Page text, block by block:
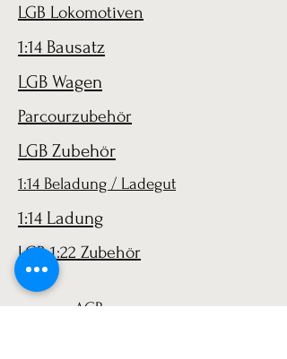
LGB Lokomotiven
1:14 Bausatz
LGB Wagen
Parcourzubehör
LGB Zubehör
1:14 Beladung / Ladegut
1:14 Ladung
LGB 1:22 Zubehör
AGB